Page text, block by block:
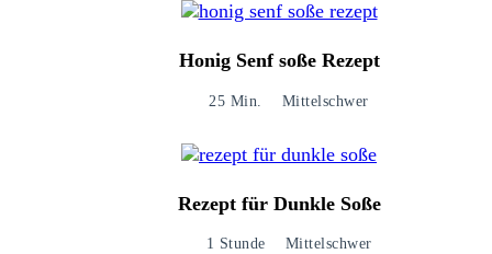
Honig Senf soße Rezept​
25 Min. Mittelschwer
Rezept für Dunkle Soße
1 Stunde Mittelschwer